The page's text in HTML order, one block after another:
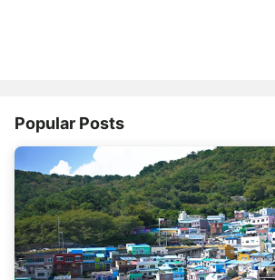
Popular Posts